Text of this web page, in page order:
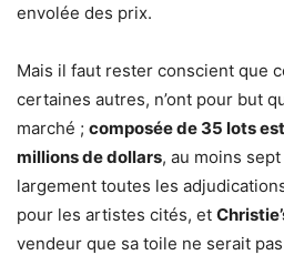
envolée des prix.
Mais il faut rester conscient que
certaines autres, n’ont pour but
marché ; composée de 35 lots
millions de dollars, au moins
largement toutes les
pour les artistes cités, et
vendeur que sa toile ne serait